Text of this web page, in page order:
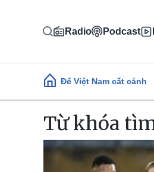
Radio Podcast
Main navigation
Để Việt Nam cất cánh
Từ khóa